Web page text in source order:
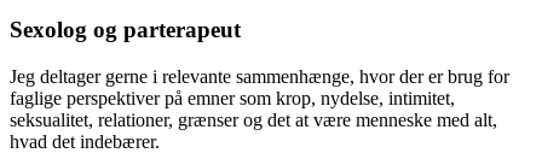
Sexolog og parterapeut
Jeg deltager gerne i relevante sammenhænge, hvor der er brug for
faglige perspektiver på emner som krop, nydelse, intimitet,
seksualitet, relationer, grænser og det at være menneske med alt,
hvad det indebærer.